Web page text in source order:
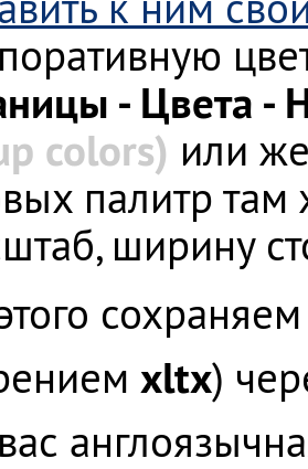
- Цвета -
colors) или
палитр там
ширину
xltx)